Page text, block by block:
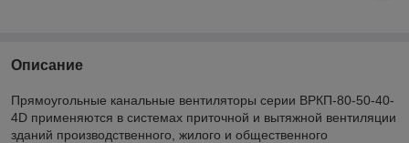
Описание
Прямоугольные канальные вентиляторы серии ВРКП-80-50-40-
4D применяются в системах приточной и вытяжной вентиляции
зданий производственного, жилого и общественного